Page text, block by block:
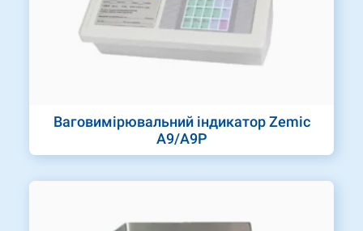
Ваговимірювальний індикатор Zemic
A9/A9P